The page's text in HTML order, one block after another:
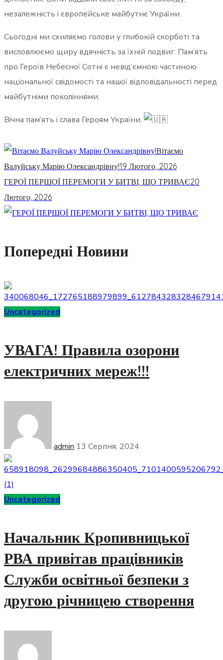
незалежність і європейське майбутнє України.
Сьогодні ми схиляємо голови у глибокій скорботі та
висловлюємо щиру вдячність за їхній подвиг. Пам’ять
про Героїв Небесної Сотні є невід’ємною частиною
національної свідомості та нашої відповідальності перед
майбутніми поколіннями.
Вічна пам’ять і слава Героям України.
Вітаємо
Валуйську Марію Олександрівну!19 Лютого, 2026
ГЕРОЇ ПЕРШОЇ ПЕРЕМОГИ У БИТВІ, ЩО ТРИВАЄ20
Лютого, 2026
Попередні Новини
Uncategorized
УВАГА! Правила озорони
електричних мереж!!!
admin 13 Серпня, 2024
Uncategorized
Начальник Кропивницької
РВА привітав працівників
Служби освітньої безпеки з
другою річницею створення